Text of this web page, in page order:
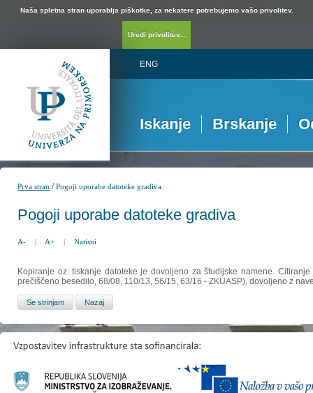
Naša spletna stran uporablja piškotke, za nekatere potrebujemo vašo privolitev.
Uredi privolitev...
ENG
Iskanje Brskanje
Prva stran /Pogoji uporabe datoteke gradiva
Pogoji uporabe datoteke gradiva
A- | A+ | Natisni
Kopiranje oz. tiskanje datoteke je dovoljeno za študijske namene.
prečiščeno besedilo, 68/08, 110/13, 56/15, 63/16 - ZKUASP), dovoljeno z